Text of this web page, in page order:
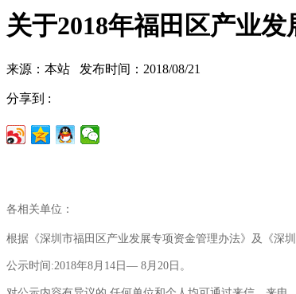
关于2018年福田区产业
来源：本站 发布时间：2018/08/21
分享到 :
各相关单位：
根据《深圳市福田区产业发展专项资金管理办法》及《深
公示时间:2018年8月14日— 8月20日。